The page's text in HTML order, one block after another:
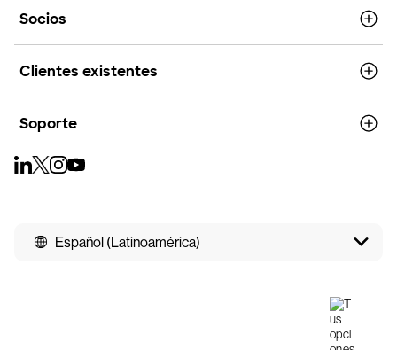
Socios
Clientes existentes
Soporte
Español (Latinoamérica)